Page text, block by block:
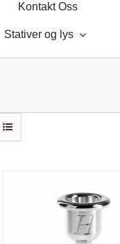
Kontakt Oss
Stativer og lys